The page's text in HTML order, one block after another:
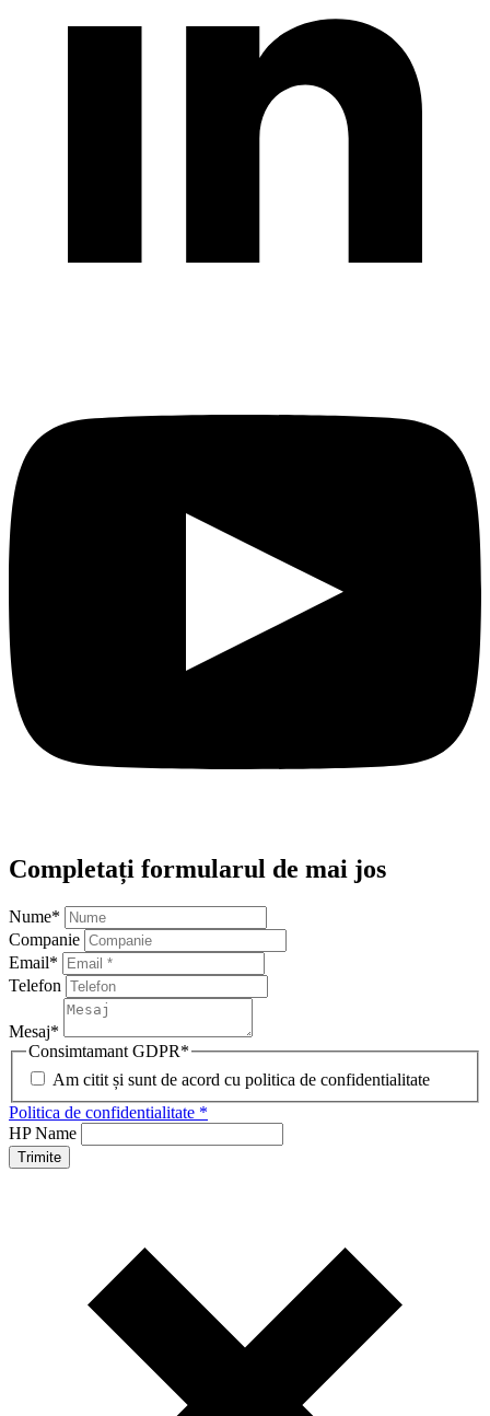
Completați formularul de mai jos
Nume*
Companie
Email*
Telefon
Mesaj*
Consimtamant GDPR*
Am citit și sunt de acord cu politica de confidentialitate
Politica de confidentialitate *
HP Name
Trimite